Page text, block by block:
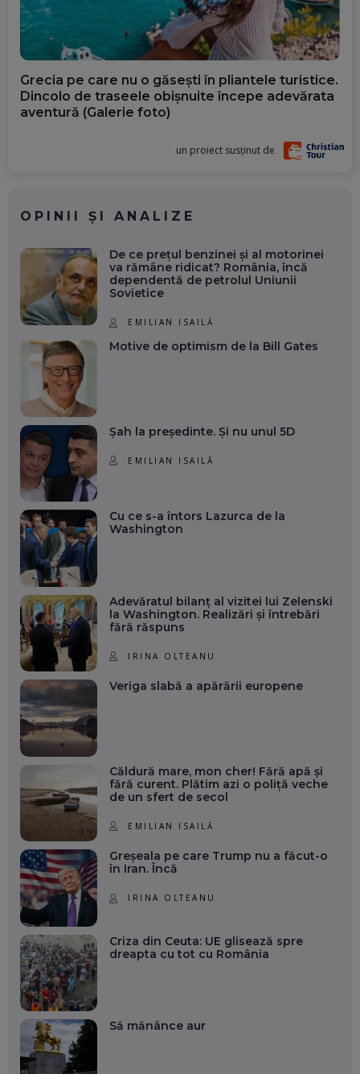
Grecia pe care nu o găsești în pliantele turistice.
Dincolo de traseele obișnuite începe adevărata
aventură (Galerie foto)
un proiect susținut de
OPINII ȘI ANALIZE
De ce prețul benzinei și al motorinei
va rămâne ridicat? România, încă
dependentă de petrolul Uniunii
Sovietice
EMILIAN ISAILĂ
Motive de optimism de la Bill Gates
Șah la președinte. Și nu unul 5D
EMILIAN ISAILĂ
Cu ce s-a întors Lazurca de la
Washington
Adevăratul bilanț al vizitei lui Zelenski
la Washington. Realizări și întrebări
fără răspuns
IRINA OLTEANU
Veriga slabă a apărării europene
Căldură mare, mon cher! Fără apă și
fără curent. Plătim azi o poliță veche
de un sfert de secol
EMILIAN ISAILĂ
Greșeala pe care Trump nu a făcut-o
în Iran. Încă
IRINA OLTEANU
Criza din Ceuta: UE glisează spre
dreapta cu tot cu România
Să mănânce aur